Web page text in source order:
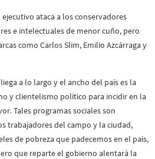
ataca a los conservadores
e intelectuales de menor cuño, pero
como Carlos Slim, Emilio Azcárraga y
a lo largo y el ancho del país es la
y clientelismo político para incidir en la
Tales programas sociales son
trabajadores del campo y la ciudad,
de pobreza que padecemos en el país,
que reparte el gobierno alentará la